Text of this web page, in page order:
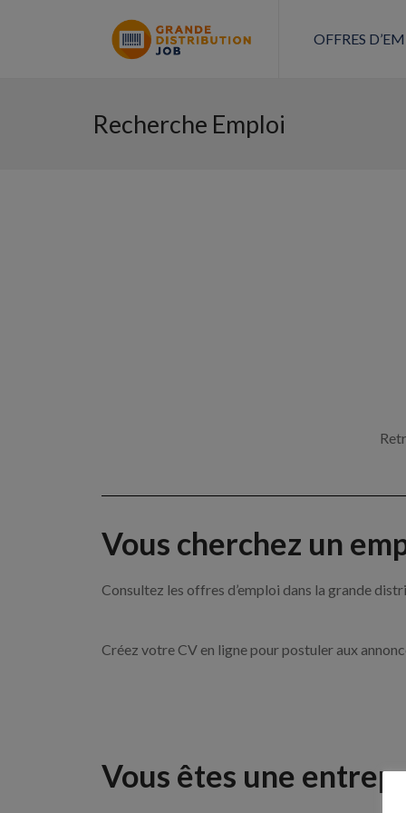
OFFRES
Recherche Emploi
Vous cherchez un
Consultez les offres d’emploi dans la grande
Créez votre CV en ligne pour postuler aux
Vous êtes une